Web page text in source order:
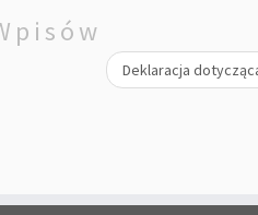
Deklaracja